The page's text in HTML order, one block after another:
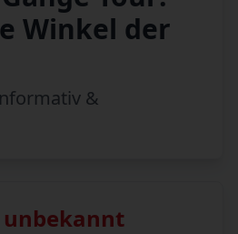
Winkel der
&
unbekannt